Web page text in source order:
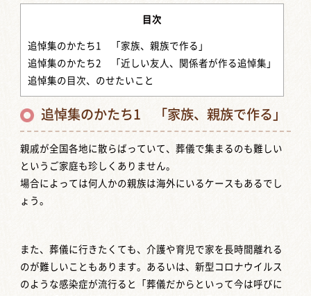
目次
追悼集のかたち1 「家族、親族で作る」
追悼集のかたち2 「近しい友人、関係者が作る追悼集」
追悼集の目次、のせたいこと
追悼集のかたち1 「家族、親族で作る」
親戚が全国各地に散らばっていて、葬儀で集まるのも難しい
というご家庭も珍しくありません。
場合によっては何人かの親族は海外にいるケースもあるでし
ょう。
また、葬儀に行きたくても、介護や育児で家を長時間離れる
のが難しいこともあります。あるいは、新型コロナウイルス
のような感染症が流行ると「葬儀だからといって今は呼びに